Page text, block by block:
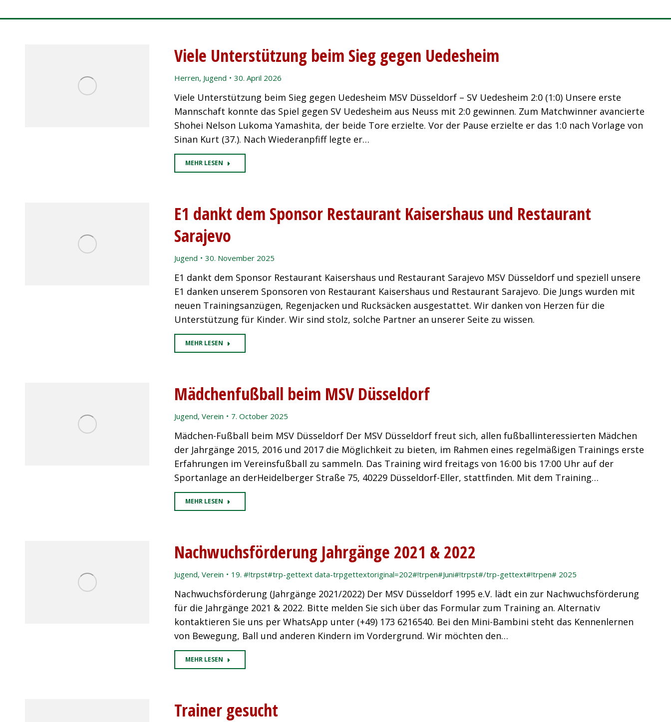
Viele Unterstützung beim Sieg gegen Uedesheim
Herren, Jugend 30. April 2026
Viele Unterstützung beim Sieg gegen Uedesheim MSV Düsseldorf – SV Uedesheim 2:0 (1:0) Unsere erste
Mannschaft konnte das Spiel gegen SV Uedesheim aus Neuss mit 2:0 gewinnen. Zum Matchwinner avancierte
Shohei Nelson Lukoma Yamashita, der beide Tore erzielte. Vor der Pause erzielte er das 1:0 nach Vorlage von
Sinan Kurt (37.). Nach Wiederanpfiff legte er…
MEHR LESEN
E1 dankt dem Sponsor Restaurant Kaisershaus und Restaurant
Sarajevo
Jugend 30. November 2025
E1 dankt dem Sponsor Restaurant Kaisershaus und Restaurant Sarajevo MSV Düsseldorf und speziell unsere
E1 danken unserem Sponsoren von Restaurant Kaisershaus und Restaurant Sarajevo. Die Jungs wurden mit
neuen Trainingsanzügen, Regenjacken und Rucksäcken ausgestattet. Wir danken von Herzen für die
Unterstützung für Kinder. Wir sind stolz, solche Partner an unserer Seite zu wissen.
MEHR LESEN
Mädchenfußball beim MSV Düsseldorf
Jugend, Verein 7. October 2025
Mädchen-Fußball beim MSV Düsseldorf Der MSV Düsseldorf freut sich, allen fußballinteressierten Mädchen
der Jahrgänge 2015, 2016 und 2017 die Möglichkeit zu bieten, im Rahmen eines regelmäßigen Trainings erste
Erfahrungen im Vereinsfußball zu sammeln. Das Training wird freitags von 16:00 bis 17:00 Uhr auf der
Sportanlage an derHeidelberger Straße 75, 40229 Düsseldorf-Eller, stattfinden. Mit dem Training…
MEHR LESEN
Nachwuchsförderung Jahrgänge 2021 & 2022
Jugend, Verein 19. #!trpst#trp-gettext data-trpgettextoriginal=202#!trpen#Juni#!trpst#/trp-gettext#!trpen# 2025
Nachwuchsförderung (Jahrgänge 2021/2022) Der MSV Düsseldorf 1995 e.V. lädt ein zur Nachwuchsförderung
für die Jahrgänge 2021 & 2022. Bitte melden Sie sich über das Formular zum Training an. Alternativ
kontaktieren Sie uns per WhatsApp unter (+49) 173 6216540. Bei den Mini-Bambini steht das Kennenlernen
von Bewegung, Ball und anderen Kindern im Vordergrund. Wir möchten den…
MEHR LESEN
Trainer gesucht